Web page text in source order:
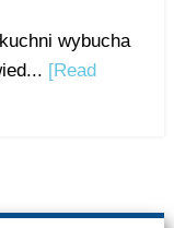
wybucha
[Read